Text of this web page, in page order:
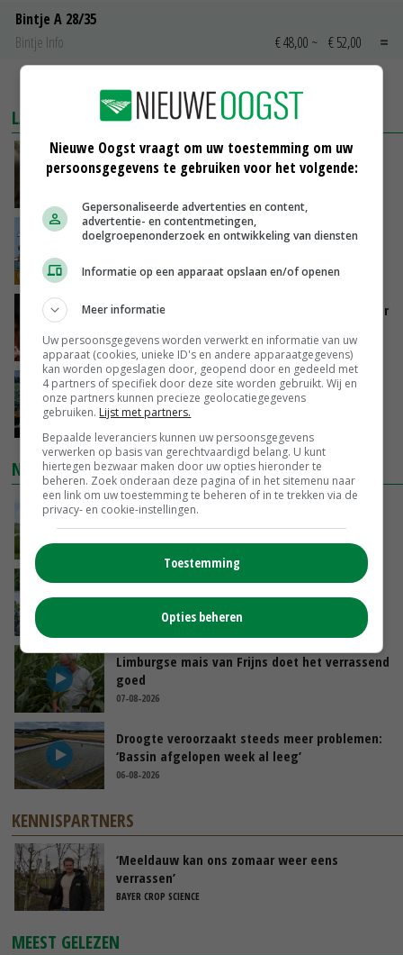
Bintje A 28/35
Bintje Info
€ 48,00 ~ € 52,00
LAATSTE NIEUWS
‘Samenwerking A-ware en Amalthea gaat
zorgen voor meer balans’
Internationale vraag naar geitenzuivel blijft
GISTEREN, 15:33
Vlaamse varkensstapel krimpt, pluimveesector
GISTEREN, 15:20
‘Cijfer jezelf niet weg en doe vooral ook waar
je gelukkig van wordt’
GISTEREN, 13:31
NIEUWSTE VIDEO'S
POAH!: John Deere 7730
GISTEREN, 10:00
Oekraïne-vlogger Kees Huizinga: ‘Bezoek van
de ambassade mag zelf groente plukken’
Limburgse mais van Frijns doet het verrassend
goed
07-08-2026
Droogte veroorzaakt steeds meer problemen:
‘Bassin afgelopen week al leeg’
06-08-2026
KENNISPARTNERS
‘Meeldauw kan ons zomaar weer eens
verrassen’
BAYER CROP SCIENCE
MEEST GELEZEN
Nieuwe Oogst vraagt om uw toestemming om uw
persoonsgegevens te gebruiken voor het volgende:
Gepersonaliseerde advertenties en content,
advertentie- en contentmetingen,
doelgroepenonderzoek en ontwikkeling van diensten
Informatie op een apparaat opslaan en/of openen
Meer informatie
Uw persoonsgegevens worden verwerkt en informatie van uw
apparaat (cookies, unieke ID's en andere apparaatgegevens)
kan worden opgeslagen door, geopend door en gedeeld met
4 partners of specifiek door deze site worden gebruikt. Wij en
onze partners kunnen precieze geolocatiegegevens
gebruiken. Lijst met partners.
Bepaalde leveranciers kunnen uw persoonsgegevens
verwerken op basis van gerechtvaardigd belang. U kunt
hiertegen bezwaar maken door uw opties hieronder te
beheren. Zoek onderaan deze pagina of in het sitemenu naar
een link om uw toestemming te beheren of in te trekken via de
privacy- en cookie-instellingen.
Toestemming
Opties beheren